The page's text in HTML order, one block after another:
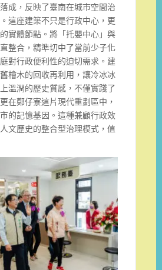
成，反映了臺南在城市空間治
這座建築不只是行政中心，更
實體節點。將「托嬰中心」與
直整合，精準切中了當前少子化
對行政便利性的迫切需求。建
檜木的回收再利用，讓冷冰冰
溫潤的歷史質感，不僅實踐了
在鄭仔寮這片現代重劃區中，
的記憶基因。這種兼顧行政效
文歷史的整合型治理模式，值